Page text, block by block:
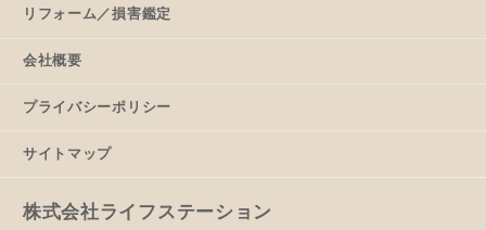
リフォーム／損害鑑定
会社概要
プライバシーポリシー
サイトマップ
株式会社ライフステーション